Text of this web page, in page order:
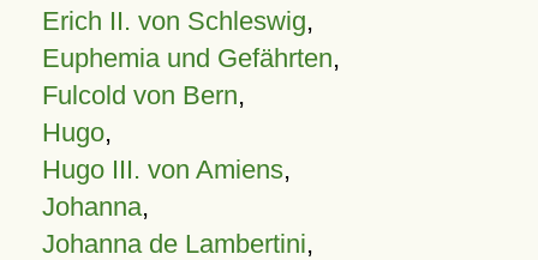
Erich II. von Schleswig,
Euphemia und Gefährten,
Fulcold von Bern,
Hugo,
Hugo III. von Amiens,
Johanna,
Johanna de Lambertini,